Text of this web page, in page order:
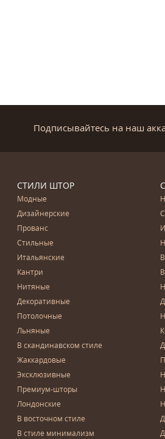
Подписывайтесь на наш
СТИЛИ ШТОР
Модные
Дизайнерские
Прованс
Стильные
Итальянские
Кантри
Нитяные
Декоративные
Потолочные
Льняные
В скандинавском стиле
Жаккардовые
Эксклюзивные
Премиум-шторы
Лондонские
В восточном стиле
В стиле минимализм